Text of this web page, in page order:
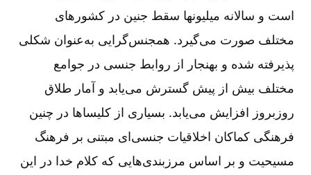
است و سالانه میلیونها سقط جنین در کشورهای
مختلف صورت می‌گیرد. همجنس‌گرایی به‌عنوان شکلی
پذیرفته شده و بهنجار از روابط جنسی در جوامع
مختلف بیش از پیش گسترش می‌یابد و آمار طلاق
روزبروز افزایش می‌یابد. بسیاری از کلیساها در چنین
فرهنگی کماکان اخلاقیات جنسی‌ای مبتنی بر فرهنگ
مسیحیت و بر اساس مرزبندی‌هایی که کلام خدا در این